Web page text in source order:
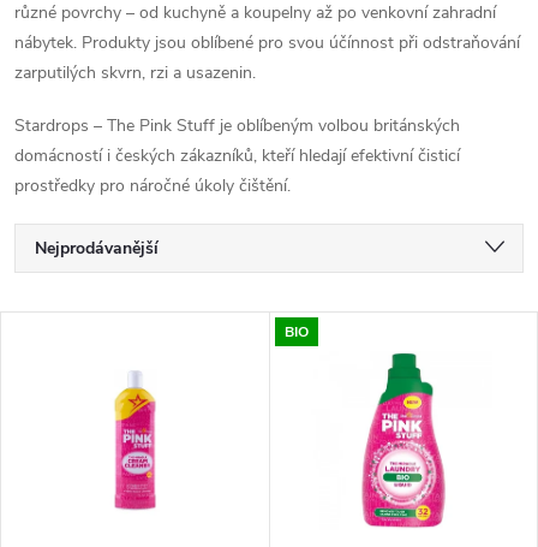
různé povrchy – od kuchyně a koupelny až po venkovní zahradní
nábytek. Produkty jsou oblíbené pro svou účínnost při odstraňování
zarputilých skvrn, rzi a usazenin.
Stardrops – The Pink Stuff je oblíbeným volbou británských
domácností i českých zákazníků, kteří hledají efektivní čisticí
prostředky pro náročné úkoly čištění.
Ř
a
Nejprodávanější
BIO